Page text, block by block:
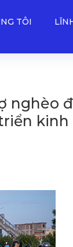
TÔI
nghèo
kinh